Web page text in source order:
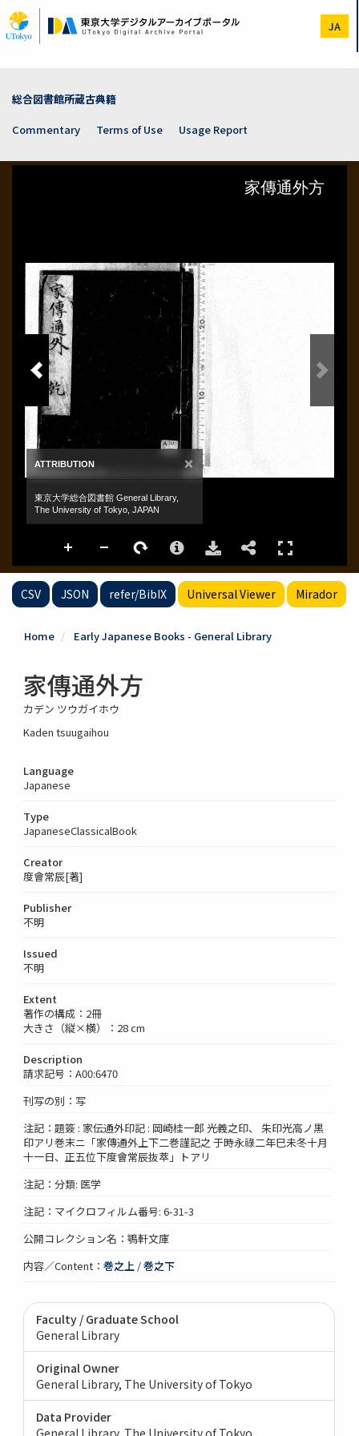
to
main
JA
総合図書館所蔵古典籍
Commentary
Terms of Use Usage Report
CSV JSON refer/BibIX Universal Viewer Mirador
Home Early Japanese Books - General Library
家傳通外方
カデン ツウガイホウ
Kaden tsuugaihou
Language
Japanese
Type
JapaneseClassicalBook
Creator
度會常辰[著]
Publisher
不明
Issued
不明
Extent
著作の構成：2冊
大きさ（縦×横）：28 cm
Description
請求記号：A00:6470
刊写の別：写
注記：題簽 : 家伝通外印記 : 岡崎桂一郎 光義之印、 朱印光高ノ黒
印アリ巻末ニ「家傳通外上下二巻謹記之 于時永祿二年巳未冬十月
十一日、正五位下度會常辰抜萃」トアリ
注記：分類: 医学
注記：マイクロフィルム番号: 6-31-3
公開コレクション名：鶚軒文庫
内容／Content：巻之上 /巻之下
Faculty / Graduate School
General Library
Original Owner
General Library, The University of Tokyo
Data Provider
General Library, The University of Tokyo